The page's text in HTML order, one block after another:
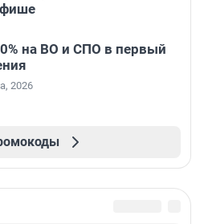
на ВО и СПО в первый
2026